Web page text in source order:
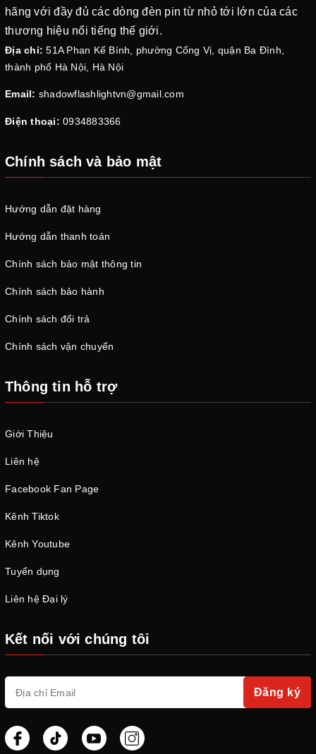
hãng với đầy đủ các dòng đèn pin từ nhỏ tới lớn của các
thương hiệu nổi tiếng thế giới.
Địa chỉ: 51A Phan Kế Bính, phường Cống Vị, quận Ba Đình,
thành phố Hà Nội, Hà Nội
Email: shadowflashlightvn@gmail.com
Điện thoại: 0934883366
Chính sách và bảo mật
Hướng dẫn đặt hàng
Hướng dẫn thanh toán
Chính sách bảo mật thông tin
Chính sách bảo hành
Chính sách đổi trả
Chính sách vận chuyển
Thông tin hỗ trợ
Giới Thiệu
Liên hệ
Facebook Fan Page
Kênh Tiktok
Kênh Youtube
Tuyển dụng
Liên hệ Đại lý
Kết nối với chúng tôi
Đăng ký